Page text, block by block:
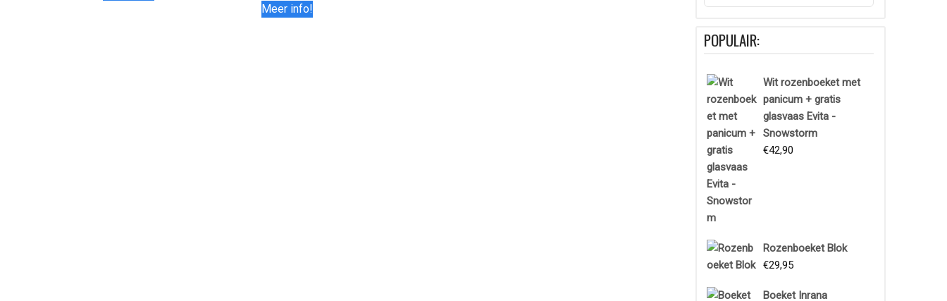
Meer info!
POPULAIR:
Wit rozenboeket met
panicum + gratis
glasvaas Evita -
Snowstorm
€42,90
Rozenboeket Blok
€29,95
Boeket Inrana